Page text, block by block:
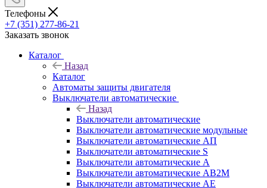
Телефоны
+7 (351) 277-86-21
Заказать звонок
Каталог
Назад
Каталог
Автоматы защиты двигателя
Выключатели автоматические
Назад
Выключатели автоматические
Выключатели автоматические модульные
Выключатели автоматические АП
Выключатели автоматические S
Выключатели автоматические А
Выключатели автоматические АВ2М
Выключатели автоматические АЕ